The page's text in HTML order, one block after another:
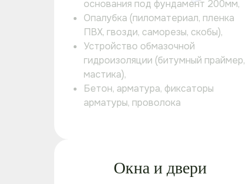
основания под фундамент 200мм,
Опалубка (пиломатериал, пленка
ПВХ, гвозди, саморезы, скобы),
Устройство обмазочной
гидроизоляции (битумный праймер,
мастика),
Бетон, арматура, фиксаторы
арматуры, проволока
Окна и двери